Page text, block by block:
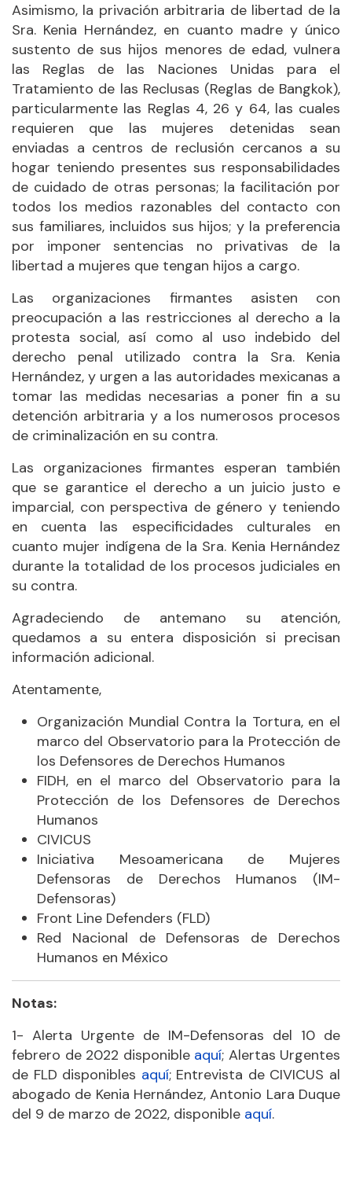
Asimismo, la privación arbitraria de libertad de la
Sra. Kenia Hernández, en cuanto madre y único
sustento de sus hijos menores de edad, vulnera
las Reglas de las Naciones Unidas para el
Tratamiento de las Reclusas (Reglas de Bangkok),
particularmente las Reglas 4, 26 y 64, las cuales
requieren que las mujeres detenidas sean
enviadas a centros de reclusión cercanos a su
hogar teniendo presentes sus responsabilidades
de cuidado de otras personas; la facilitación por
todos los medios razonables del contacto con
sus familiares, incluidos sus hijos; y la preferencia
por imponer sentencias no privativas de la
libertad a mujeres que tengan hijos a cargo.
Las organizaciones firmantes asisten con
preocupación a las restricciones al derecho a la
protesta social, así como al uso indebido del
derecho penal utilizado contra la Sra. Kenia
Hernández, y urgen a las autoridades mexicanas a
tomar las medidas necesarias a poner fin a su
detención arbitraria y a los numerosos procesos
de criminalización en su contra.
Las organizaciones firmantes esperan también
que se garantice el derecho a un juicio justo e
imparcial, con perspectiva de género y teniendo
en cuenta las especificidades culturales en
cuanto mujer indígena de la Sra. Kenia Hernández
durante la totalidad de los procesos judiciales en
su contra.
Agradeciendo de antemano su atención,
quedamos a su entera disposición si precisan
información adicional.
Atentamente,
Organización Mundial Contra la Tortura, en el
marco del Observatorio para la Protección de
los Defensores de Derechos Humanos
FIDH, en el marco del Observatorio para la
Protección de los Defensores de Derechos
Humanos
CIVICUS
Iniciativa Mesoamericana de Mujeres
Defensoras de Derechos Humanos (IM-
Defensoras)
Front Line Defenders (FLD)
Red Nacional de Defensoras de Derechos
Humanos en México
Notas:
1- Alerta Urgente de IM-Defensoras del 10 de
febrero de 2022 disponible aquí; Alertas Urgentes
de FLD disponibles aquí; Entrevista de CIVICUS al
abogado de Kenia Hernández, Antonio Lara Duque
del 9 de marzo de 2022, disponible aquí.